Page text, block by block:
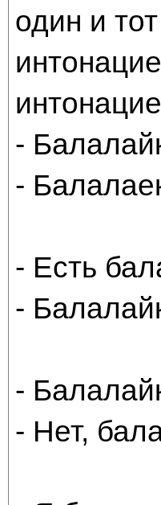
один и
-
-
- Есть
-
-
- Нет,